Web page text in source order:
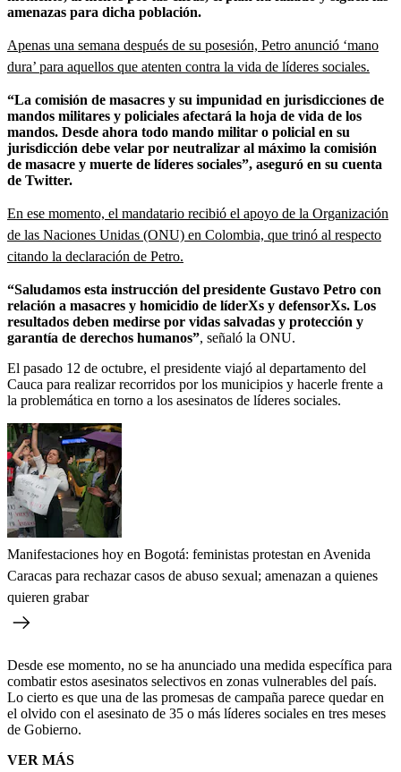
amenazas para dicha población.
Apenas una semana después de su posesión, Petro anunció ‘mano
dura’ para aquellos que atenten contra la vida de líderes sociales.
“La comisión de masacres y su impunidad en jurisdicciones de
mandos militares y policiales afectará la hoja de vida de los
mandos. Desde ahora todo mando militar o policial en su
jurisdicción debe velar por neutralizar al máximo la comisión
de masacre y muerte de líderes sociales”, aseguró en su cuenta
de Twitter.
En ese momento, el mandatario recibió el apoyo de la Organización
de las Naciones Unidas (ONU) en Colombia, que trinó al respecto
citando la declaración de Petro.
“Saludamos esta instrucción del presidente Gustavo Petro con
relación a masacres y homicidio de líderXs y defensorXs. Los
resultados deben medirse por vidas salvadas y protección y
garantía de derechos humanos”, señaló la ONU.
El pasado 12 de octubre, el presidente viajó al departamento del
Cauca para realizar recorridos por los municipios y hacerle frente a
la problemática en torno a los asesinatos de líderes sociales.
Manifestaciones hoy en Bogotá: feministas protestan en Avenida
Caracas para rechazar casos de abuso sexual; amenazan a quienes
quieren grabar
Desde ese momento, no se ha anunciado una medida específica para
combatir estos asesinatos selectivos en zonas vulnerables del país.
Lo cierto es que una de las promesas de campaña parece quedar en
el olvido con el asesinato de 35 o más líderes sociales en tres meses
de Gobierno.
VER MÁS